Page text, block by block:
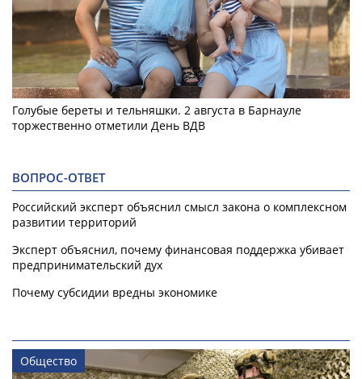
Голубые береты и тельняшки. 2 августа в Барнауле
торжественно отметили День ВДВ
ВОПРОС-ОТВЕТ
Российский эксперт объяснил смысл закона о комплексном
развитии территорий
Эксперт объяснил, почему финансовая поддержка убивает
предпринимательский дух
Почему субсидии вредны экономике
Общество